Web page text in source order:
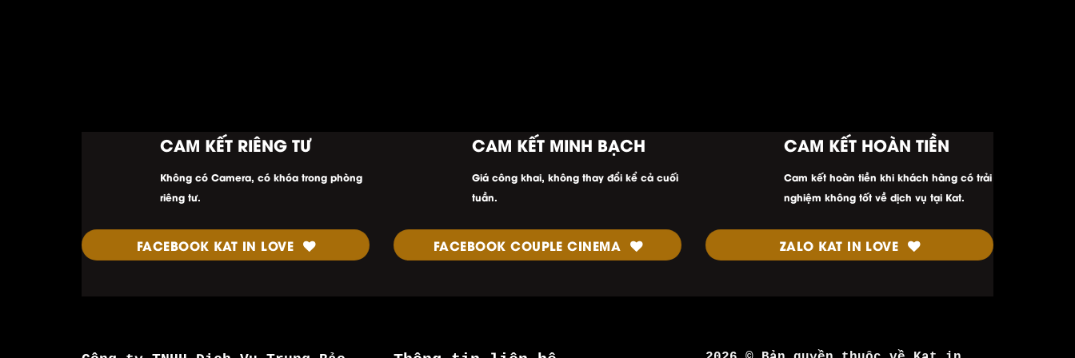
CAM KẾT RIÊNG TƯ
Không có Camera, có khóa trong phòng
riêng tư.
FACEBOOK KAT IN LOVE
CAM KẾT MINH BẠCH
Giá công khai, không thay đổi kể cả cuối
tuần.
FACEBOOK COUPLE CINEMA
CAM KẾT HOÀN TIỀN
Cam kết hoàn tiền khi khách hàng có trải
nghiệm không tốt về dịch vụ tại Kat.
ZALO KAT IN LOVE